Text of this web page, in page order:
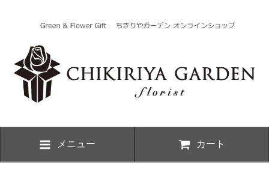
メニュー カート